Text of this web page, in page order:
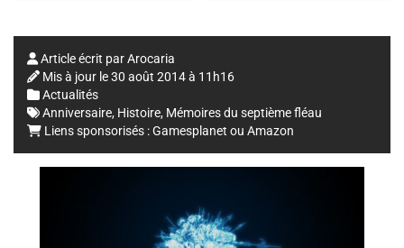
Article écrit parArocaria
Mis à jour le30 août 2014 à 11h16
Actualités
Anniversaire, Histoire, Mémoires du septième fléau
Liens sponsorisés :Gamesplanet ou Amazon